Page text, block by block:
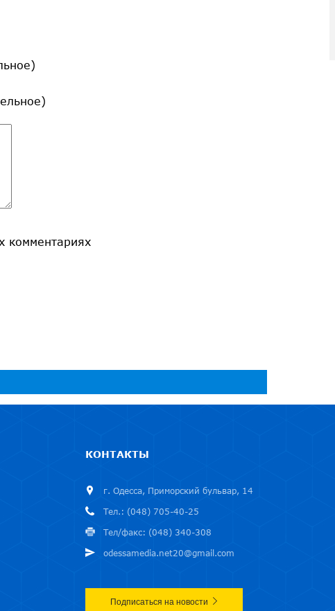
комментариях
КОНТАКТЫ
г. Одесса, Приморский бульвар, 14
Тел.: (048) 705-40-25
Тел/факс: (048) 340-308
odessamedia.net20@gmail.com
Подписаться на новости